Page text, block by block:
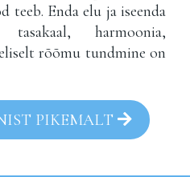
teeb. Enda elu ja iseenda
harmoonia,
rõõmu tundmine on
PIKEMALT